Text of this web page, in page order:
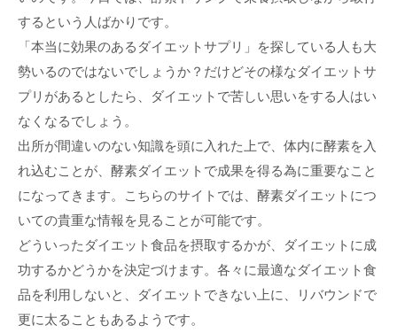
するという人ばかりです。
「本当に効果のあるダイエットサプリ」を探している人も大
勢いるのではないでしょうか？だけどその様なダイエットサ
プリがあるとしたら、ダイエットで苦しい思いをする人はい
なくなるでしょう。
出所が間違いのない知識を頭に入れた上で、体内に酵素を入
れ込むことが、酵素ダイエットで成果を得る為に重要なこと
になってきます。こちらのサイトでは、酵素ダイエットにつ
いての貴重な情報を見ることが可能です。
どういったダイエット食品を摂取するかが、ダイエットに成
功するかどうかを決定づけます。各々に最適なダイエット食
品を利用しないと、ダイエットできない上に、リバウンドで
更に太ることもあるようです。